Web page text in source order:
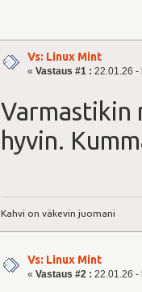
Vs: Linux Mint
« Vastaus #1 : 22.01.26 -
Varmastikin
hyvin.
Kahvi on väkevin juomani
Vs: Linux Mint
« Vastaus #2 : 22.01.26 -